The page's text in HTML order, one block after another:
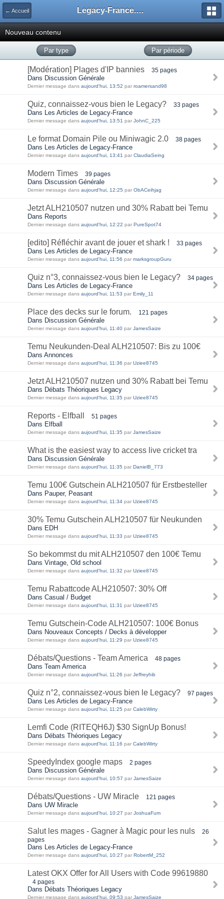
← Accueil Legacy-France.org - Forum
Nouveau contenu
Par type Par période
[Modération] Plages d'IP bannies 35 pages
Dans Discussion Générale
Dernier message dans aujourd'hui, 13:52 par roamersand98
Quiz, connaissez-vous bien le Legacy? 33 pages
Dans Les Articles de Legacy-France
Dernier message dans aujourd'hui, 13:51 par JohnC_225
Le format Domain Pile ou Miniwagic 2.0 38 pages
Dans Les Articles de Legacy-France
Dernier message dans aujourd'hui, 13:41 par ClaudiaSeing
Modern Times 39 pages
Dans Discussion Générale
Dernier message dans aujourd'hui, 12:25 par ObACeihjag
Jetzt ALH210507 nutzen und 30% Rabatt bei Temu
Dans Reports
Dernier message dans aujourd'hui, 12:22 par PureSpot74
[edito] Réfléchir avant de jouer et shark ! 33 pages
Dans Les Articles de Legacy-France
Dernier message dans aujourd'hui, 11:56 par marksgroupGuru
Quiz n°3, connaissez-vous bien le Legacy? 34 pages
Dans Les Articles de Legacy-France
Dernier message dans aujourd'hui, 11:53 par Emily_11
Place des decks sur le forum. 121 pages
Dans Discussion Générale
Dernier message dans aujourd'hui, 11:40 par JamesSaize
Temu Neukunden-Deal ALH210507: Bis zu 100€
Dans Annonces
Dernier message dans aujourd'hui, 11:36 par Uziee8745
Jetzt ALH210507 nutzen und 30% Rabatt bei Temu
Dans Débats Théoriques Legacy
Dernier message dans aujourd'hui, 11:35 par Uziee8745
Reports - Elfball 51 pages
Dans Elfball
Dernier message dans aujourd'hui, 11:35 par JamesSaize
What is the easiest way to access live cricket tra
Dans Discussion Générale
Dernier message dans aujourd'hui, 11:35 par DanielB_773
Temu 100€ Gutschein ALH210507 für Erstbesteller
Dans Pauper, Peasant
Dernier message dans aujourd'hui, 11:34 par Uziee8745
30% Temu Gutschein ALH210507 für Neukunden
Dans EDH
Dernier message dans aujourd'hui, 11:33 par Uziee8745
So bekommst du mit ALH210507 den 100€ Temu
Dans Vintage, Old school
Dernier message dans aujourd'hui, 11:32 par Uziee8745
Temu Rabattcode ALH210507: 30% Off
Dans Casual / Budget
Dernier message dans aujourd'hui, 11:31 par Uziee8745
Temu Gutschein-Code ALH210507: 100€ Bonus
Dans Nouveaux Concepts / Decks à développer
Dernier message dans aujourd'hui, 11:29 par Uziee8745
Débats/Questions - Team America 48 pages
Dans Team America
Dernier message dans aujourd'hui, 11:26 par Jeffreyhib
Quiz n°2, connaissez-vous bien le Legacy? 97 pages
Dans Les Articles de Legacy-France
Dernier message dans aujourd'hui, 11:25 par CalebWirty
Lemfi Code (RITEQH6J) $30 SignUp Bonus!
Dans Débats Théoriques Legacy
Dernier message dans aujourd'hui, 11:16 par CalebWirty
SpeedyIndex google maps 2 pages
Dans Discussion Générale
Dernier message dans aujourd'hui, 10:57 par JamesSaize
Débats/Questions - UW Miracle 121 pages
Dans UW Miracle
Dernier message dans aujourd'hui, 10:27 par JoshuaFum
Salut les mages - Gagner à Magic pour les nuls
26
pages
Dans Les Articles de Legacy-France
Dernier message dans aujourd'hui, 10:27 par RobertM_252
Latest OKX Offer for All Users with Code 99619880
4 pages
Dans Débats Théoriques Legacy
Dernier message dans aujourd'hui, 09:53 par JamesSaize